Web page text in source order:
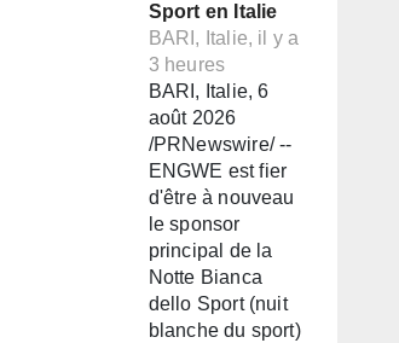
Sport en Italie
BARI, Italie, il y a
3 heures
BARI, Italie, 6
août 2026
/PRNewswire/ --
ENGWE est fier
d'être à nouveau
le sponsor
principal de la
Notte Bianca
dello Sport (nuit
blanche du sport)